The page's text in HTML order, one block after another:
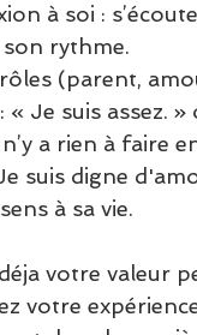
à soi :
rythme.
(parent,
Je suis assez.
a rien à faire
suis digne
à sa vie.
votre valeur
votre